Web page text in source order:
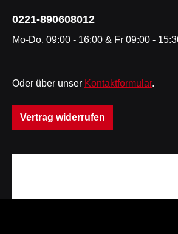
0221-890608012
Mo-Do, 09:00 - 16:00 & Fr 09:00 -
Oder über unser Kontaktformular.
Vertrag widerrufen